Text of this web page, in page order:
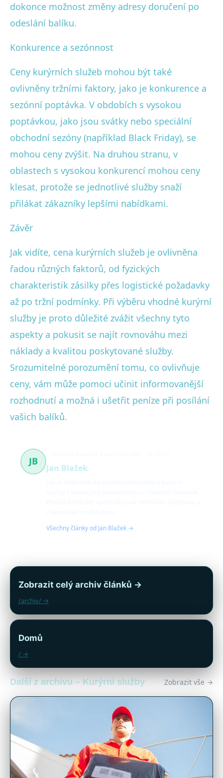
dokonce možnost změny adresy doručení po
odeslání balíku.
Konkurence a sezónnost
Ceny kurýrních služeb mohou být také
ovlivněny tržními faktory, jako je konkurence a
sezónní poptávka. V obdobích s vysokou
poptávkou, jako jsou svátky nebo speciální
obchodní sezóny (například Black Friday), se
mohou ceny zvýšit. Na druhou stranu, v
oblastech s vysokou konkurencí mohou ceny
klesat, protože se jednotlivé služby snaží
přilákat zákazníky lepšími nabídkami.
Závěr
Jak vidíte, cena kurýrních služeb je ovlivněna
řadou různých faktorů, od fyzických
charakteristik zásilky přes logistické požadavky
až po tržní podmínky. Při výběru vhodné kurýrní
služby je proto důležité zvážit všechny tyto
aspekty a pokusit se najít rovnováhu mezi
náklady a kvalitou poskytované služby.
Srozumitelné porozumění tomu, co ovlivňuje
ceny, vám může pomoci učinit informovanější
rozhodnutí a možná i ušetřit peníze při posílání
vašich balíků.
JB
Jan Blažek
Všechny články od Jan Blažek →
Zobrazit celý archiv článků →
/archiv/ →
Domů
/ →
Další z archivu – Kurýrní služby Zobrazit vše →